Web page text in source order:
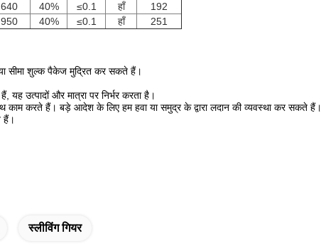
640 40% ≤0.1 हाँ
192
950 40% ≤0.1 हाँ
251
सीमा शुल्क पैकेज मुद्रित कर सकते हैं।
उत्पादों और मात्रा पर निर्भर करता है।
करते हैं। बड़े आदेश के लिए हम हवा या समुद्र के द्वारा लदान की व्यवस्था कर सकते हैं।
हैं।
स्लीविंग गियर